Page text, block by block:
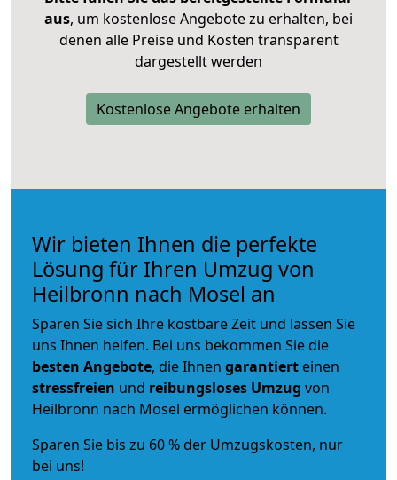
aus, um kostenlose Angebote zu erhalten, bei
denen alle Preise und Kosten transparent
dargestellt werden
Kostenlose Angebote erhalten
Wir bieten Ihnen die perfekte
Lösung für Ihren Umzug von
Heilbronn nach Mosel an
Sparen Sie sich Ihre kostbare Zeit und lassen Sie
uns Ihnen helfen. Bei uns bekommen Sie die
besten Angebote, die Ihnen garantiert einen
stressfreien und reibungsloses Umzug von
Heilbronn nach Mosel ermöglichen können.
Sparen Sie bis zu 60 % der Umzugskosten, nur
bei uns!